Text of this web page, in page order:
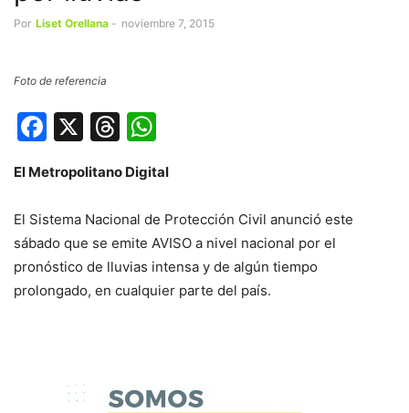
Por Liset Orellana - noviembre 7, 2015
Foto de referencia
Facebook
X Threads
El Metropolitano Digital
El Sistema Nacional de Protección Civil anunció este
sábado que se emite AVISO a nivel nacional por el
pronóstico de lluvias intensa y de algún tiempo
prolongado, en cualquier parte del país.